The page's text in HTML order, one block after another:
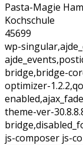
Pasta-Magie
Kochschule
45699
wp-
bridge,bridge-
optimizer-
theme-ver-
js-composer js-